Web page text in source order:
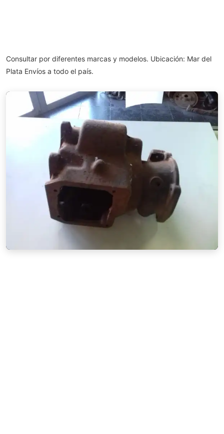
Consultar por diferentes marcas y modelos. Ubicación: Mar del
Plata Envíos a todo el país.